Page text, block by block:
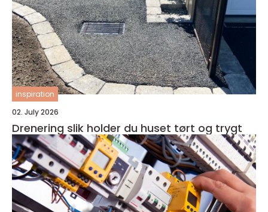
inspiration
02. July 2026
Drenering slik holder du huset tørt og trygt